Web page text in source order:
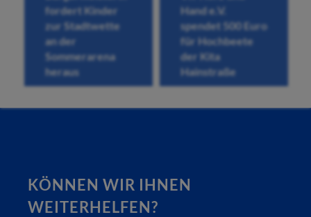
fordert Kinder
zur Stadtwette
an der
Sommerarena
heraus
Hand e.V.
spendet 500 Euro
für Hochbeete
der Kita
Hainstraße
KÖNNEN WIR IHNEN
WEITERHELFEN?